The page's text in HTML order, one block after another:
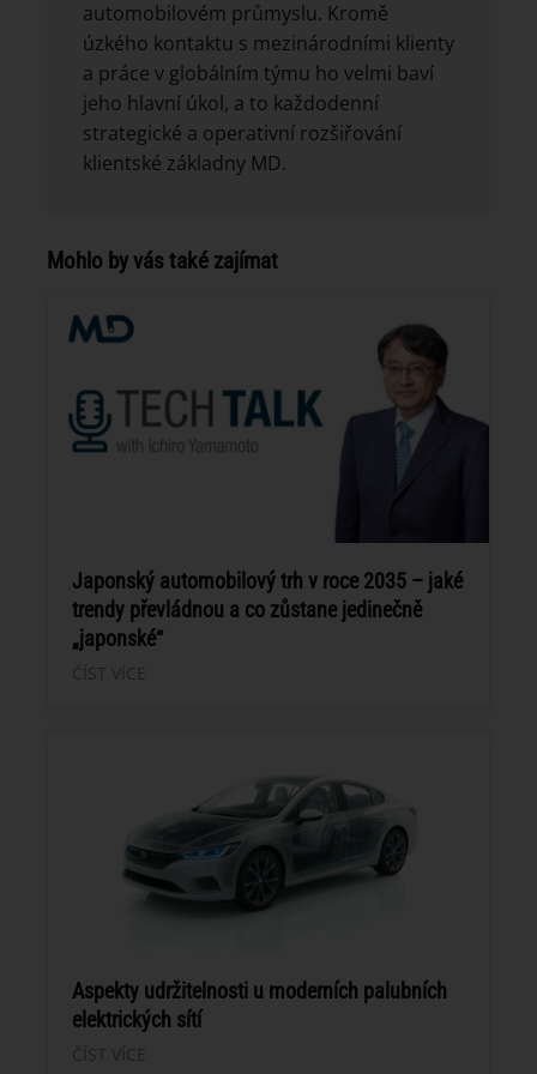
automobilovém průmyslu. Kromě
úzkého kontaktu s mezinárodními klienty
a práce v globálním týmu ho velmi baví
jeho hlavní úkol, a to každodenní
strategické a operativní rozšiřování
klientské základny MD.
Mohlo by vás také zajímat
Japonský automobilový trh v roce 2035 – jaké
trendy převládnou a co zůstane jedinečně
„japonské“
Aspekty udržitelnosti u moderních palubních
elektrických sítí